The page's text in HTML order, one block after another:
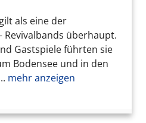
als eine der
Revivalbands überhaupt.
Gastspiele führten sie
Bodensee und in den
mehr anzeigen